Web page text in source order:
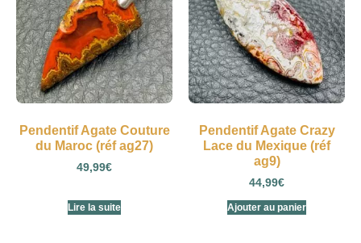
Pendentif Agate Couture
du Maroc (réf ag27)
49,99€
Lire la suite
Pendentif Agate Crazy
Lace du Mexique (réf
ag9)
44,99€
Ajouter au panier